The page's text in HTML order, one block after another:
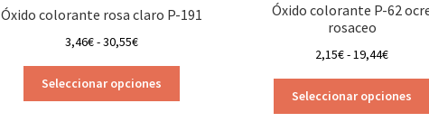
Óxido colorante rosa claro P-191
3,46€-30,55€Rango
precios:
desde
Seleccionar opciones
Óxido colorante P-62
rosaceo
2,15€-19,44€Rango
precios:
desde
Seleccionar opciones